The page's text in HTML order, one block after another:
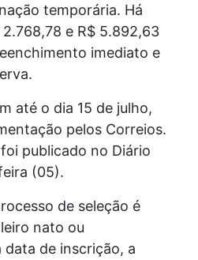
temporária. Há
e R$ 5.892,63
imediato e
até o dia 15 de julho,
pelos Correios.
publicado no Diário
(05).
de seleção é
nato ou
de inscrição, a